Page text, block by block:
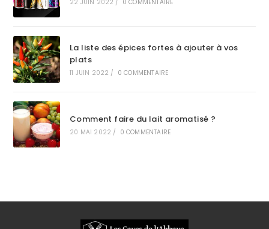
22 JUIN 2022 / 0 COMMENTAIRE
La liste des épices fortes à ajouter à vos
plats
11 JUIN 2022 / 0 COMMENTAIRE
Comment faire du lait aromatisé ?
20 MAI 2022 / 0 COMMENTAIRE